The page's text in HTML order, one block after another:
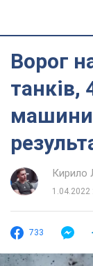
Ворог
танків,
Кирило
1.04.2022
733